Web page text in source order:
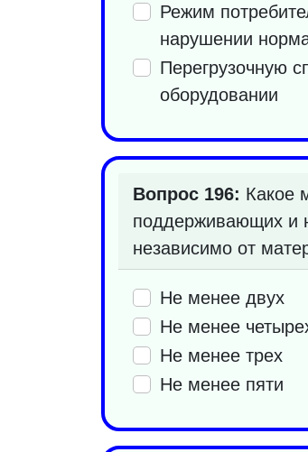
Режим
нарушении
Перегрузочную
оборудовании
Вопрос 196: Какое
поддерживающих и
независимо от
Не менее двух
Не менее
Не менее трех
Не менее пяти